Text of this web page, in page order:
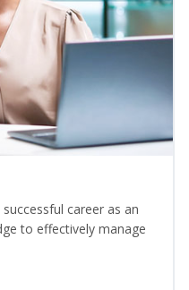
career as an
to effectively manage